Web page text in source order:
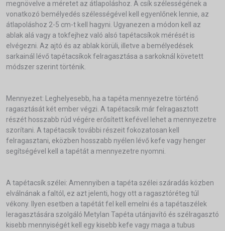
megnövelve a méretet az átlapoláshoz. A csík szélességének a
vonatkozó bemélyedés szélességével kell egyenlőnek lennie, az
átlapoláshoz 2-5 cm-t kell hagyni. Ugyanezen a módon kell az
ablak alá vagy a tokfejhez való alsó tapétacsíkok mérését is
elvégezni. Az ajtó és az ablak körüli, illetve a bemélyedések
sarkainál lévő tapétacsíkok felragasztása a sarkoknál követett
módszer szerint történik.
Mennyezet: Leghelyesebb, ha a tapéta mennyezetre történő
ragasztását két ember végzi. A tapétacsík már felragasztott
részét hosszabb rúd végére erősített kefével lehet a mennyezetre
szorítani. A tapétacsík további részeit fokozatosan kell
felragasztani, eközben hosszabb nyélen lévő kefe vagy henger
segítségével kell a tapétát a mennyezetre nyomni.
A tapétacsík szélei: Amennyiben a tapéta szélei száradás közben
elválnának a faltól, ez azt jelenti, hogy ott a ragasztóréteg túl
vékony. Ilyen esetben a tapétát fel kell emelni és a tapétaszélek
leragasztására szolgáló Metylan Tapéta utánjavító és szélragasztó
kisebb mennyiségét kell egy kisebb kefe vagy maga a tubus